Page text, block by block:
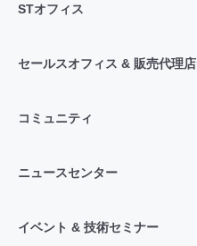
STオフィス
セールスオフィス & 販売代理店
コミュニティ
ニュースセンター
イベント & 技術セミナー